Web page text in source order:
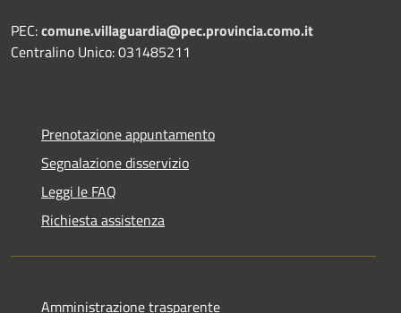
PEC:comune.villaguardia@pec.provincia.como.it
Centralino Unico: 031485211
Prenotazione appuntamento
Segnalazione disservizio
Leggi le FAQ
Richiesta assistenza
Amministrazione trasparente